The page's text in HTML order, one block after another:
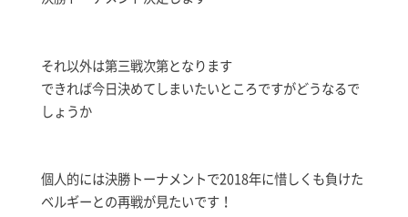
それ以外は第三戦次第となります
できれば今日決めてしまいたいところですがどうなるで
しょうか
個人的には決勝トーナメントで2018年に惜しくも負けた
ベルギーとの再戦が見たいです！